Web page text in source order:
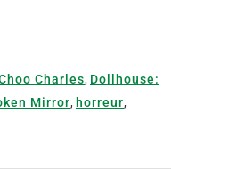
Charles, Dollhouse:
Mirror, horreur,